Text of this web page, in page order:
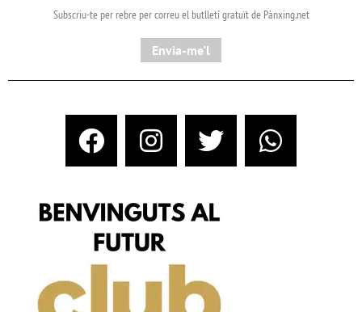
Subscriu-te per rebre per correu el butlletí gratuït de Pànxing.net​
Envia-me'l